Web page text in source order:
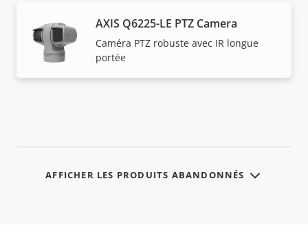
AXIS Q6225-LE PTZ Camera
Caméra PTZ robuste avec IR longue
portée
AFFICHER LES PRODUITS ABANDONNÉS